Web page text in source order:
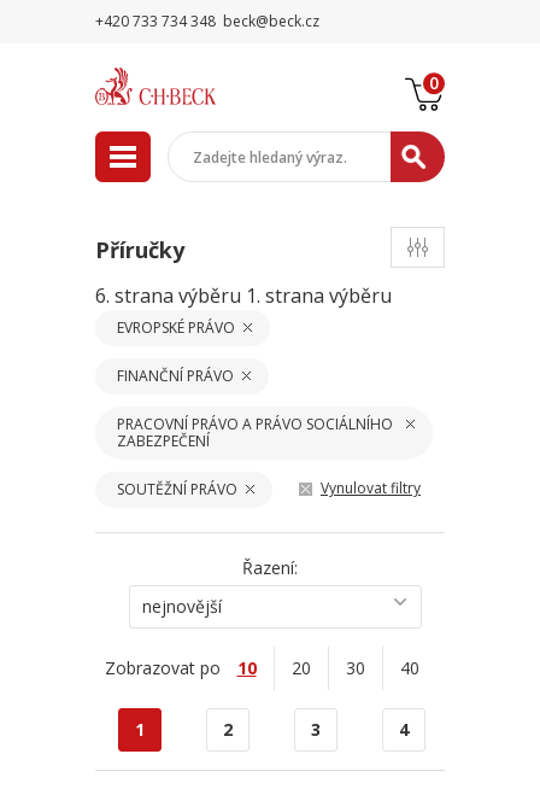
+420 733 734 348 beck@beck.cz
0
Příručky
6. strana výběru 1. strana výběru
EVROPSKÉ PRÁVO
FINANČNÍ PRÁVO
PRACOVNÍ PRÁVO A PRÁVO SOCIÁLNÍHO
ZABEZPEČENÍ
SOUTĚŽNÍ PRÁVO Vynulovat filtry
Řazení:
nejnovější
Zobrazovat po 10 20 30 40
1 2 3 4